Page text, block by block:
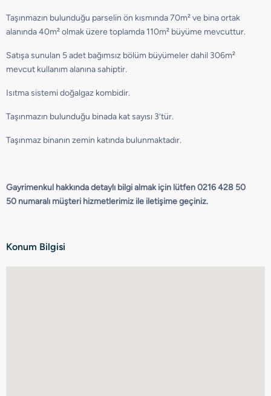
Taşınmazın bulunduğu parselin ön kısmında 70m² ve bina ortak
alanında 40m² olmak üzere toplamda 110m² büyüme mevcuttur.
Satışa sunulan 5 adet bağımsız bölüm büyümeler dahil 306m²
mevcut kullanım alanına sahiptir.
Isıtma sistemi doğalgaz kombidir.
Taşınmazın bulunduğu binada kat sayısı 3’tür.
Taşınmaz binanın zemin katında bulunmaktadır.
Gayrimenkul hakkında detaylı bilgi almak için lütfen 0216 428 50
50 numaralı müşteri hizmetlerimiz ile iletişime geçiniz.
Konum Bilgisi